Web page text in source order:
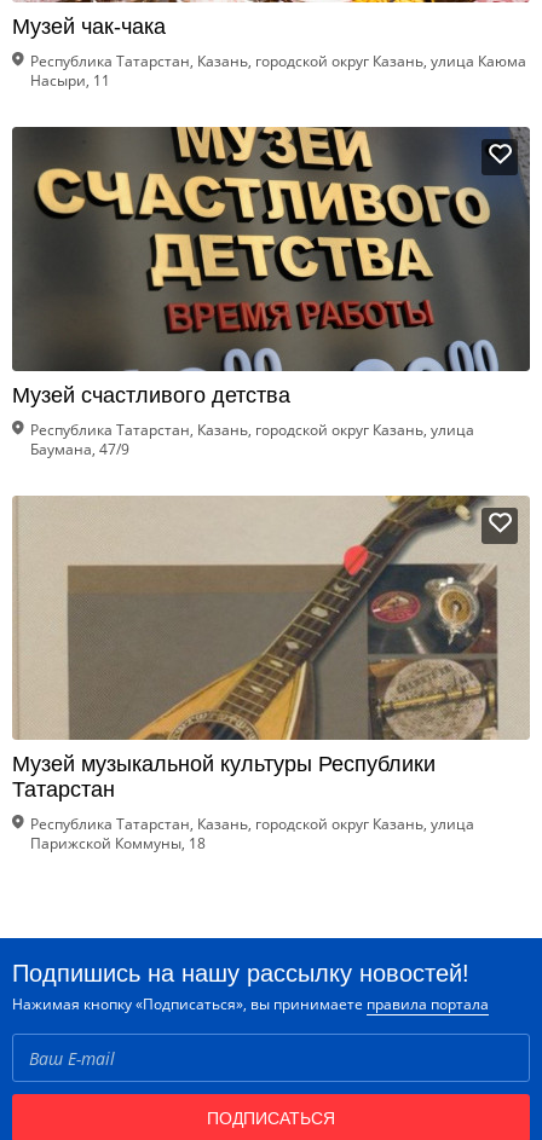
Музей чак-чака
Республика Татарстан, Казань, городской округ Казань, улица Каюма
Насыри, 11
Музей счастливого детства
Республика Татарстан, Казань, городской округ Казань, улица
Баумана, 47/9
Музей музыкальной культуры Республики
Татарстан
Республика Татарстан, Казань, городской округ Казань, улица
Парижской Коммуны, 18
Подпишись на нашу рассылку новостей!
Нажимая кнопку «Подписаться», вы принимаете правила портала
ПОДПИСАТЬСЯ